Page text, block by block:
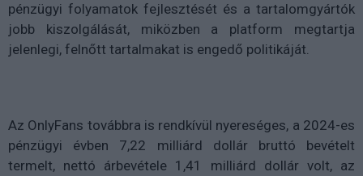
pénzügyi folyamatok fejlesztését és a tartalomgyártók
jobb kiszolgálását, miközben a platform megtartja
jelenlegi, felnőtt tartalmakat is engedő politikáját.
Az OnlyFans továbbra is rendkívül nyereséges, a 2024-es
pénzügyi évben 7,22 milliárd dollár bruttó bevételt
termelt, nettó árbevétele 1,41 milliárd dollár volt, az